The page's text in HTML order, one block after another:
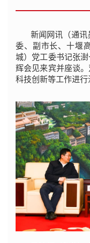
新闻网讯（通
委、副市长、十堰
城）党工委书记张
辉会见来宾并座谈
科技创新等工作进行